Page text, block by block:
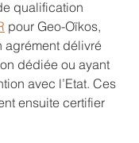
qualification
pour Geo-Oïkos,
agrément délivré
dédiée ou ayant
avec l’Etat. Ces
ensuite certifier